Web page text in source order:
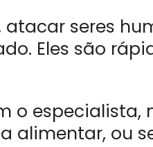
atacar seres
Eles são
o
alimentar, ou